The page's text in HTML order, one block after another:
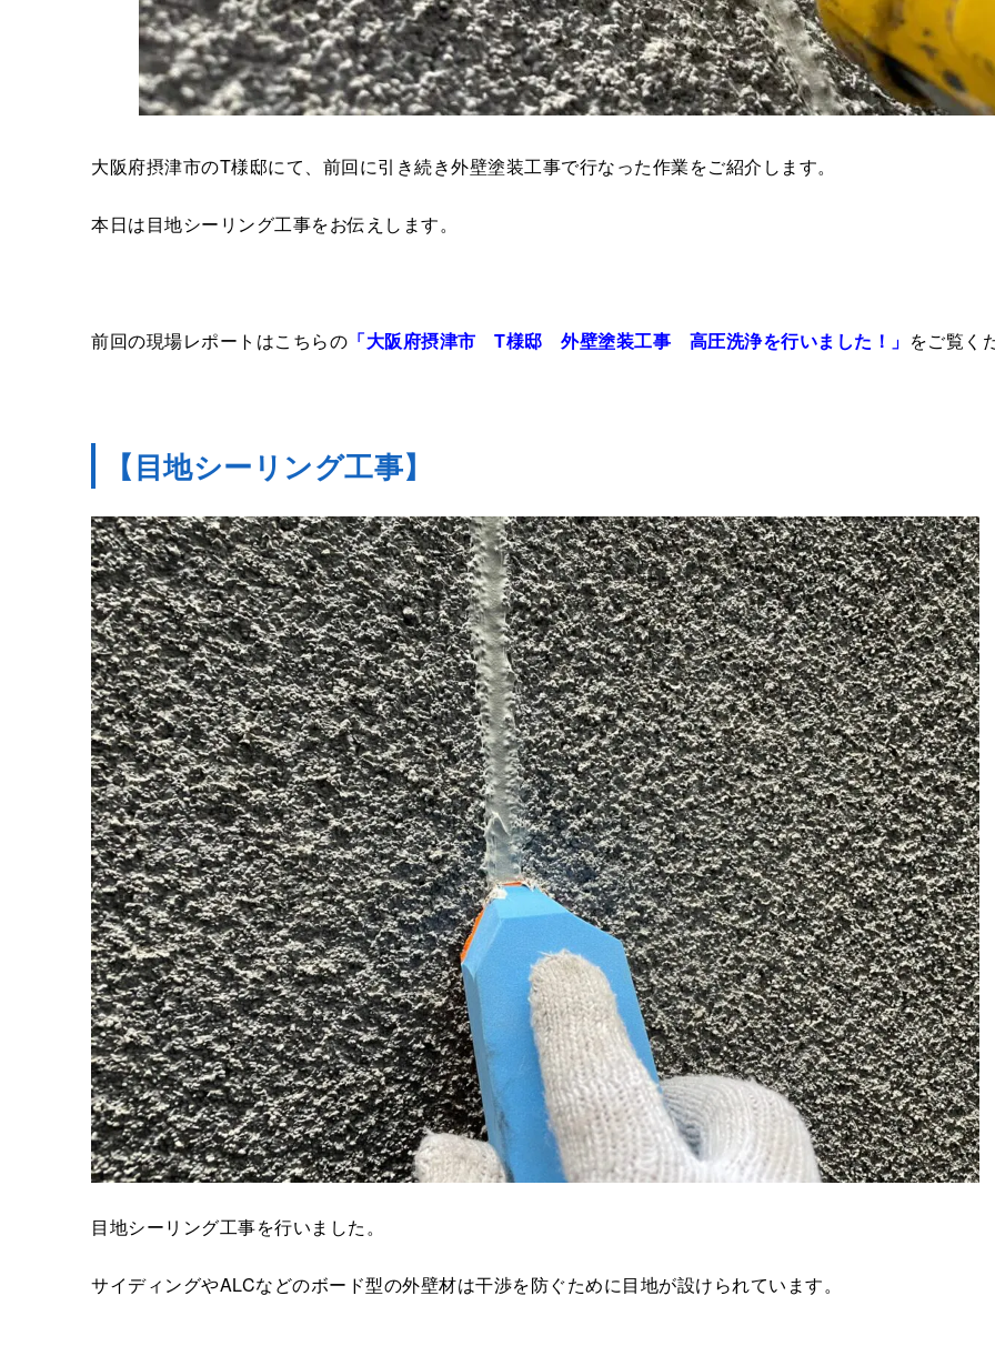
大阪府摂津市のT様邸にて、前回に引き続き外壁塗装工事で行なった作業をご紹介します。
本日は目地シーリング工事をお伝えします。
前回の現場レポートはこちらの 「大阪府摂津市 T様邸 外壁塗装工事 高圧洗浄を行いました！」 をご覧く
【目地シーリング工事】
目地シーリング工事を行いました。
サイディングやALCなどのボード型の外壁材は干渉を防ぐために目地が設けられています。